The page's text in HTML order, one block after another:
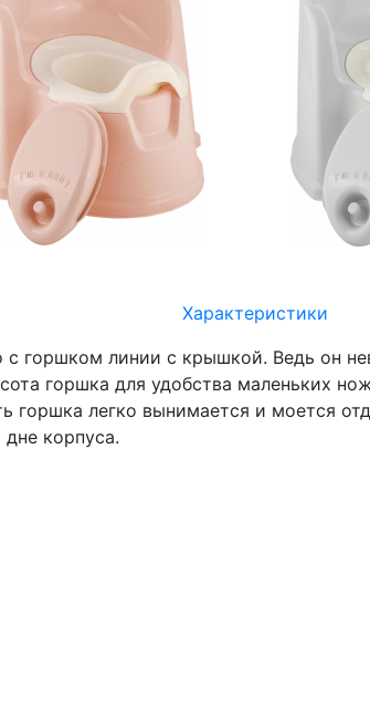
Характеристики
с горшком линии с крышкой. Ведь он
горшка для удобства маленьких
горшка легко вынимается и моется
корпуса.